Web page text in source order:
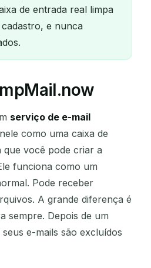
de entrada real limpa
e nunca
serviço de e-mail
como uma caixa de
que você pode criar a
funciona como um
Pode receber
A grande diferença é
sempre. Depois de um
e-mails são excluídos